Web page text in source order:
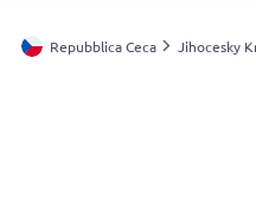
Svizzera
Repubblica Ceca Jihocesky